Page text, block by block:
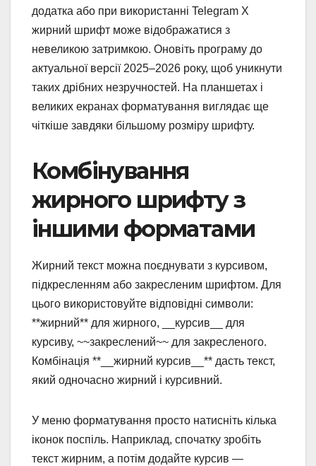
додатка або при використанні Telegram X
жирний шрифт може відображатися з
невеликою затримкою. Оновіть програму до
актуальної версії 2025–2026 року, щоб уникнути
таких дрібних незручностей. На планшетах і
великих екранах форматування виглядає ще
чіткіше завдяки більшому розміру шрифту.
Комбінування
жирного шрифту з
іншими форматами
Жирний текст можна поєднувати з курсивом,
підкресленням або закресленим шрифтом. Для
цього використовуйте відповідні символи:
**жирний** для жирного, __курсив__ для
курсиву, ~~закреслений~~ для закресленого.
Комбінація **__жирний курсив__** дасть текст,
який одночасно жирний і курсивний.
У меню форматування просто натисніть кілька
іконок поспіль. Наприклад, спочатку зробіть
текст жирним, а потім додайте курсив —